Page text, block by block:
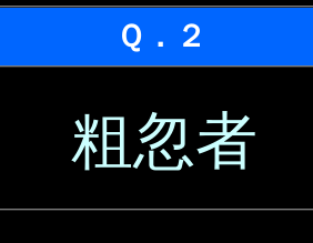
Ｑ．２
粗忽者